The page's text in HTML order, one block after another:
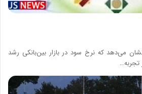
می‌دهد که نرخ سود در بازار بین‌بانکی رشد
تجربه…